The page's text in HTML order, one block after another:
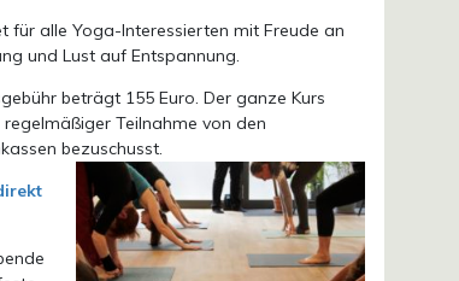
für alle Yoga-Interessierten mit Freude an
und Lust auf Entspannung.
beträgt 155 Euro. Der ganze Kurs
Teilnahme von den
bezuschusst.